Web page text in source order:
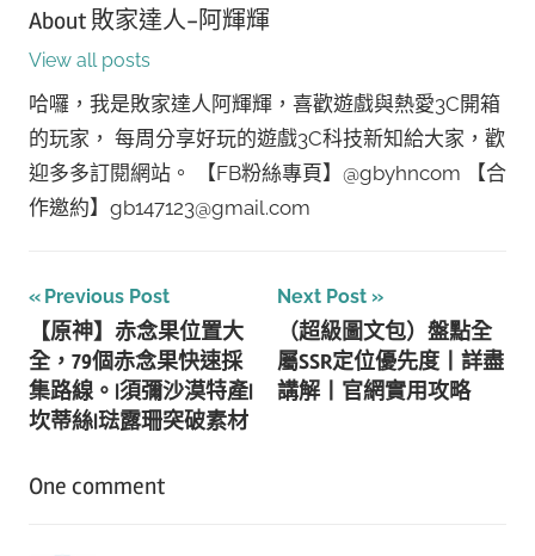
About 敗家達人-阿輝輝
View all posts
哈囉，我是敗家達人阿輝輝，喜歡遊戲與熱愛3C開箱
的玩家， 每周分享好玩的遊戲3C科技新知給大家，歡
迎多多訂閱網站。 【FB粉絲專頁】@gbyhncom 【合
作邀約】gb147123@gmail.com
文
章
導
覽
Previous Post
【原神】赤念果位置大
全，79個赤念果快速採
集路線。|須彌沙漠特產|
坎蒂絲|琺露珊突破素材
Next Post
（超級圖文包）盤點全
屬SSR定位優先度丨詳盡
講解丨官網實用攻略
One comment